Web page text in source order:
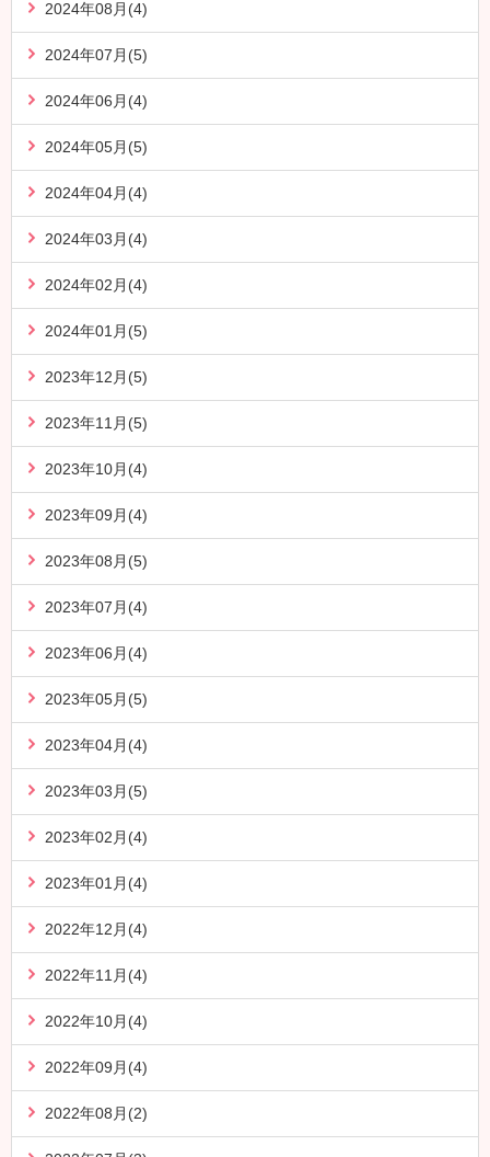
2024年08月(4)
2024年07月(5)
2024年06月(4)
2024年05月(5)
2024年04月(4)
2024年03月(4)
2024年02月(4)
2024年01月(5)
2023年12月(5)
2023年11月(5)
2023年10月(4)
2023年09月(4)
2023年08月(5)
2023年07月(4)
2023年06月(4)
2023年05月(5)
2023年04月(4)
2023年03月(5)
2023年02月(4)
2023年01月(4)
2022年12月(4)
2022年11月(4)
2022年10月(4)
2022年09月(4)
2022年08月(2)